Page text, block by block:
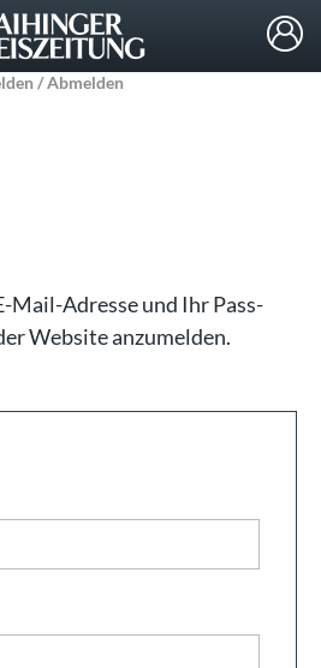
/ Abmelden
Mail-Adresse und Ihr Pass­
Web­site an­zu­mel­den.